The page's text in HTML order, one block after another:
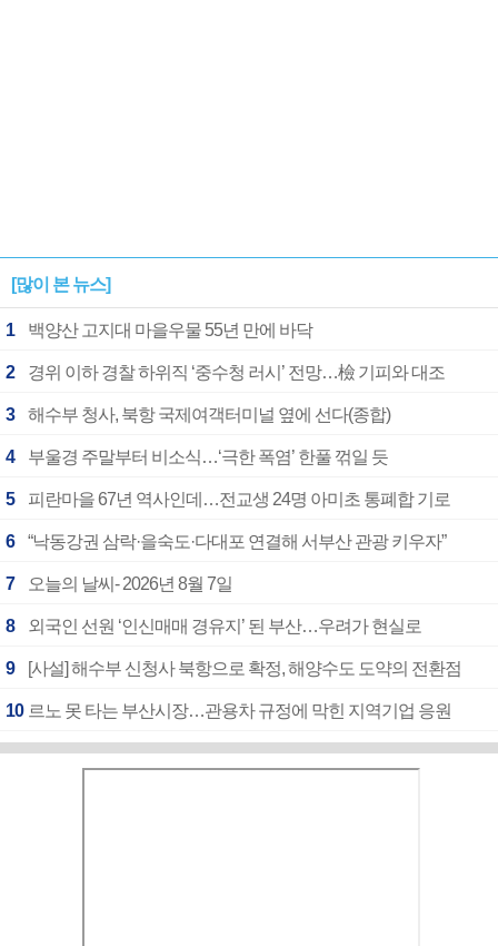
[많이 본 뉴스]
1 백양산 고지대 마을우물 55년 만에 바닥
2 경위 이하 경찰 하위직 ‘중수청 러시’ 전망…檢 기피와 대조
3 해수부 청사, 북항 국제여객터미널 옆에 선다(종합)
4 부울경 주말부터 비소식…‘극한 폭염’ 한풀 꺾일 듯
5 피란마을 67년 역사인데…전교생 24명 아미초 통폐합 기로
6 “낙동강권 삼락·을숙도·다대포 연결해 서부산 관광 키우자”
7 오늘의 날씨- 2026년 8월 7일
8 외국인 선원 ‘인신매매 경유지’ 된 부산…우려가 현실로
9 [사설] 해수부 신청사 북항으로 확정, 해양수도 도약의 전환점
10 르노 못 타는 부산시장…관용차 규정에 막힌 지역기업 응원